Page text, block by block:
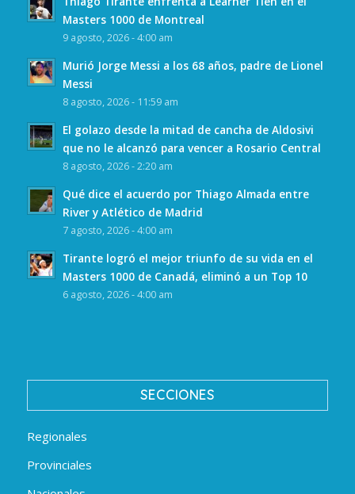
Masters 1000 de Montreal
9 agosto, 2026 - 4:00 am
Murió Jorge Messi a los 68 años, padre de Lionel
Messi
8 agosto, 2026 - 11:59 am
El golazo desde la mitad de cancha de Aldosivi
que no le alcanzó para vencer a Rosario Central
8 agosto, 2026 - 2:20 am
Qué dice el acuerdo por Thiago Almada entre
River y Atlético de Madrid
7 agosto, 2026 - 4:00 am
Tirante logró el mejor triunfo de su vida en el
Masters 1000 de Canadá, eliminó a un Top 10
6 agosto, 2026 - 4:00 am
SECCIONES
Regionales
Provinciales